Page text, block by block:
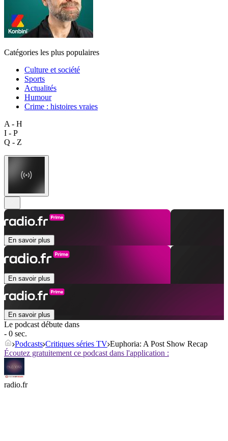
Catégories les plus populaires
Culture et société
Sports
Actualités
Humour
Crime : histoires vraies
A - H
I - P
Q - Z
En savoir plus
En savoir plus
En savoir plus
Le podcast débute dans
- 0 sec.
Podcasts Critiques séries TV Euphoria: A Post Show Recap
Écoutez gratuitement ce podcast dans l'application :
radio.fr